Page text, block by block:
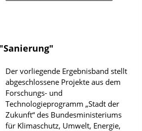
r
u
b
l
i
Der vorliegende Ergebnisband stellt
abgeschlossene Projekte aus dem
Forschungs- und
Technologieprogramm „Stadt der
Zukunft“ des Bundesministeriums
für Klimaschutz, Umwelt, Energie,